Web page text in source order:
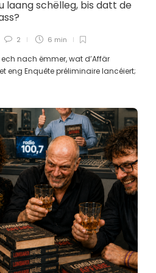
,
Bertemes: Bommeleeër:
Erden: Pekings Schalter für
Blackout
8 months ago 13 min
Fuerderungen
laang schëlleg, bis datt de
2 6 min
nach ëmmer, wat d’Affär
eng Enquête préliminaire lancéiert;